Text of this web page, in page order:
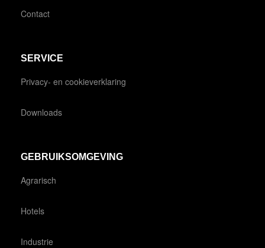
Contact
SERVICE
Privacy- en cookieverklaring
Downloads
GEBRUIKSOMGEVING
Agrarisch
Hotels
Industrie